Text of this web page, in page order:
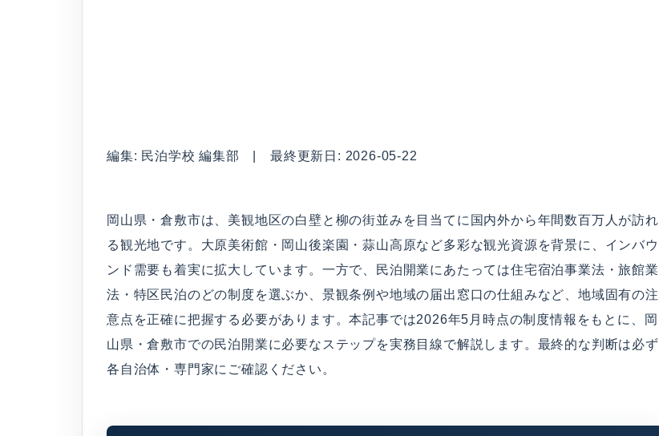
編集: 民泊学校 編集部 | 最終更新日: 2026-05-22
岡山県・倉敷市は、美観地区の白壁と柳の街並みを目当てに国内外から年間数百万人が訪れ
る観光地です。大原美術館・岡山後楽園・蒜山高原など多彩な観光資源を背景に、インバウ
ンド需要も着実に拡大しています。一方で、民泊開業にあたっては住宅宿泊事業法・旅館業
法・特区民泊のどの制度を選ぶか、景観条例や地域の届出窓口の仕組みなど、地域固有の注
意点を正確に把握する必要があります。本記事では2026年5月時点の制度情報をもとに、岡
山県・倉敷市での民泊開業に必要なステップを実務目線で解説します。最終的な判断は必ず
各自治体・専門家にご確認ください。